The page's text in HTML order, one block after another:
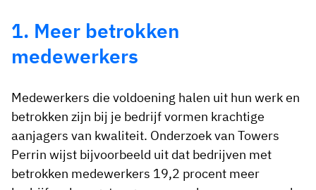
1. Meer betrokken
medewerkers
Medewerkers die voldoening halen uit hun werk en
betrokken zijn bij je bedrijf vormen krachtige
aanjagers van kwaliteit. Onderzoek van Towers
Perrin wijst bijvoorbeeld uit dat bedrijven met
betrokken medewerkers 19,2 procent meer